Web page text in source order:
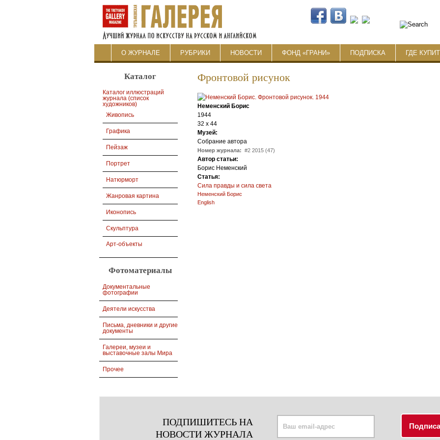
О ЖУРНАЛЕ РУБРИКИ НОВОСТИ ФОНД «ГРАНИ» ПОДПИСКА ГДЕ
Каталог
Каталог иллюстраций
журнала (список
художников)
Живопись
Графика
Пейзаж
Портрет
Натюрморт
Жанровая картина
Иконопись
Скульптура
Арт-объекты
Фотоматериалы
Документальные
фотографии
Деятели искусства
Письма, дневники и другие
документы
Галереи, музеи и
выставочные залы Мира
Прочее
Фронтовой рисунок
Неменский Борис
1944
32 х 44
Музей:
Собрание автора
Номер журнала: #2 2015 (47)
Автор статьи:
Борис Неменский
Статья:
Сила правды и сила света
Неменский Борис
English
ПОДПИШИТЕСЬ НА
НОВОСТИ ЖУРНАЛА